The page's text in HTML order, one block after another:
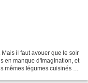
il faut avouer que le soir
en manque d'imagination, et
mêmes légumes cuisinés de